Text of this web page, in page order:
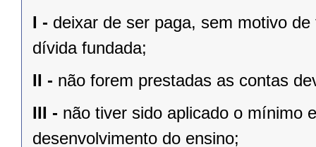
I - deixar de ser paga, sem motivo
dívida fundada;
II - não forem prestadas as contas
III - não tiver sido aplicado o mínimo
desenvolvimento do ensino;